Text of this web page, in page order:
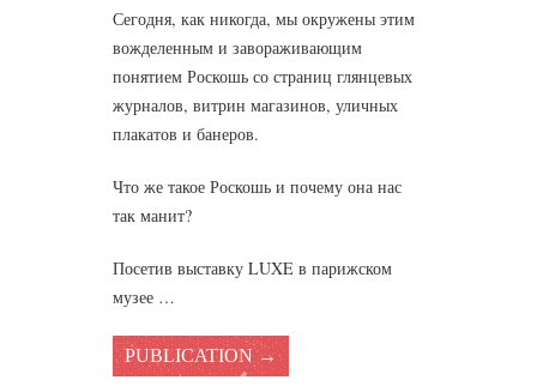
Сегодня, как никогда, мы окружены этим
вожделенным и завораживающим
понятием Роскошь со страниц глянцевых
журналов, витрин магазинов, уличных
плакатов и банеров.
Что же такое Роскошь и почему она нас
так манит?
Посетив выставку LUXE в парижском
музее …
PUBLICATION →